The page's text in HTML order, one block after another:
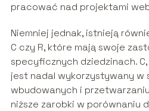
pracować nad projektami
Niemniej jednak, istnieją
C czy R, które mają swoje
specyficznych dziedzinach.
jest nadal wykorzystywany w
wbudowanych i
niższe zarobki w porównaniu